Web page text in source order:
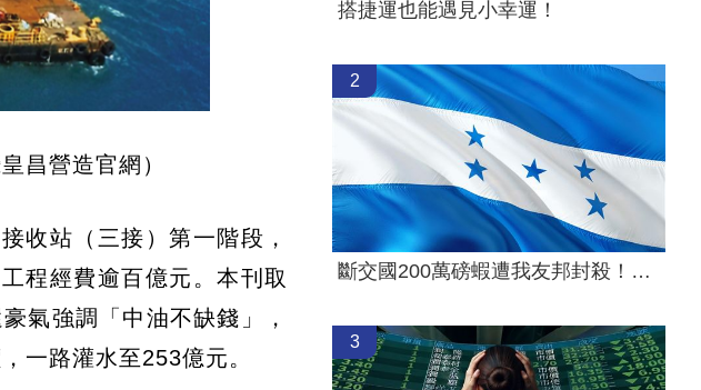
昌營造官網）
收站（三接）第一階段，
程經費逾百億元。本刊取
氣強調「中油不缺錢」，
一路灌水至253億元。
搭捷運也能遇見小幸運！
2
斷交國200萬磅蝦遭我友邦封殺！業者慘叫
3